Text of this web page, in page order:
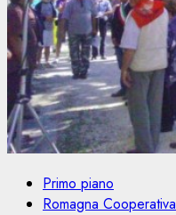
Primo piano
Romagna Cooperativa